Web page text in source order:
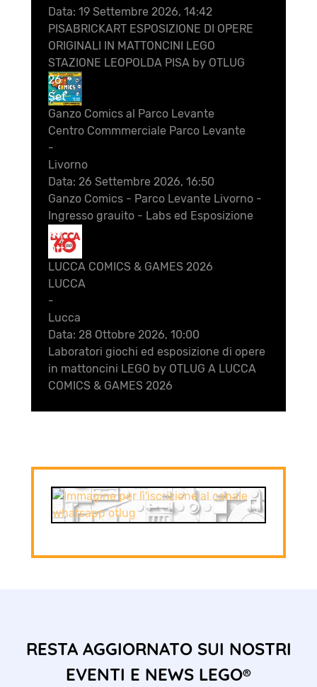
Data: 19 Settembre 2026, 14:42
PISABRICKART ESPOSIZIONE DI OPERE
ORIGINALI IN MATTONCINI LEGO
STAZIONE LEOPOLDA PISA by OTLUG
26
Set
Ganzo Comics al Parco Levante
Centro Commmerciale Parco Levante
-
Livorno
Data: 26 Settembre 2026, 16:50
Ganzo Comics - Parco Levante Livorno -
Ingresso grauito - Labs ed Esposizione
28
Ott
LUCCA COMICS & GAMES 2026
LUCCA
-
Lucca
Data: 28 Ottobre 2026, 10:00
Laboratori giochi ed esposizione di opere
in mattoncini LEGO by OTLUG A LUCCA
COMICS & GAMES 2026
RESTA AGGIORNATO SUI NOSTRI
EVENTI E NEWS LEGO®